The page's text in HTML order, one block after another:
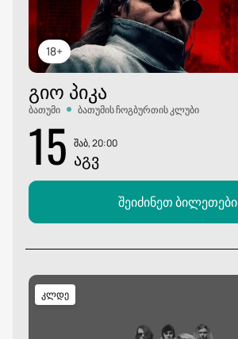
18+
ᲒᲘᲝ ᲞᲘᲙᲐ
ბათუმი ბათუმის ჩოგბურთის კლუბი
15 შაბ, 20:00
ᲐᲒᲕ
შეიძინეთ ბილეთები
კლდე